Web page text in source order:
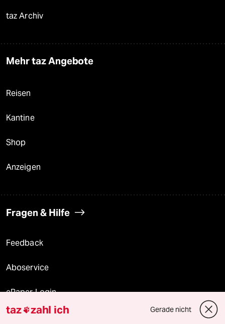
taz Archiv
Mehr taz Angebote
Reisen
Kantine
Shop
Anzeigen
Fragen & Hilfe
Feedback
Aboservice
ePaper Login
Downloads für Abonnierende
taz zahl ich Gerade nicht